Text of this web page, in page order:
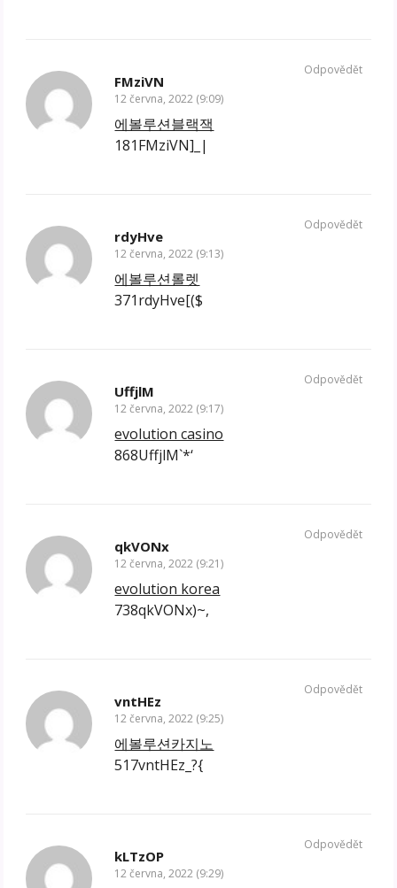
FMziVN
12 června, 2022 (9:09)
에볼루션블랙잭
181FMziVN]_|
Odpovědět
rdyHve
12 června, 2022 (9:13)
에볼루션롤렛
371rdyHve[($
Odpovědět
UffjlM
12 června, 2022 (9:17)
evolution casino
868UffjlM`*‘
Odpovědět
qkVONx
12 června, 2022 (9:21)
evolution korea
738qkVONx)~,
Odpovědět
vntHEz
12 června, 2022 (9:25)
에볼루션카지노
517vntHEz_?{
Odpovědět
kLTzOP
12 června, 2022 (9:29)
Odpovědět